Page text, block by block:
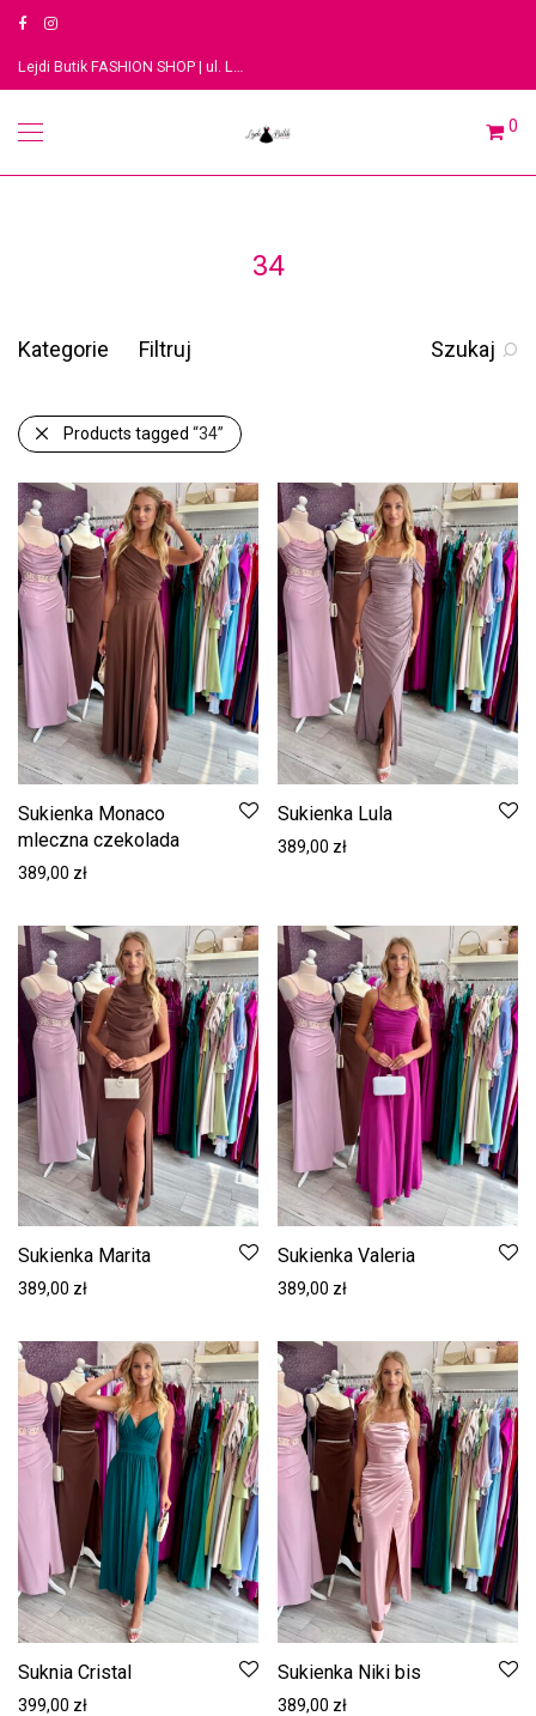
Lejdi Butik FASHION SHOP | ul. Legionów 3, 91-063 Łódź
0
34
Kategorie Filtruj Szukaj
Products tagged “34”
Sukienka Monaco
mleczna czekolada
389,00 zł
Sukienka Lula
389,00 zł
Sukienka Marita
389,00 zł
Sukienka Valeria
389,00 zł
Suknia Cristal
399,00 zł
Sukienka Niki bis
389,00 zł